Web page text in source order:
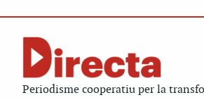
Periodisme cooperatiu per la